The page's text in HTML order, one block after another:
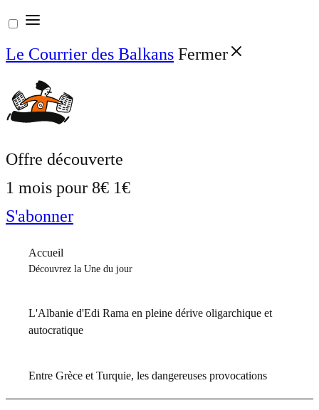
Aller
au
contenu
Le Courrier des Balkans Fermer
Offre découverte
1 mois pour 8€ 1€
S'abonner
Accueil
Découvrez la Une du jour
L'Albanie d'Edi Rama en pleine dérive oligarchique et
autocratique
Entre Grèce et Turquie, les dangereuses provocations